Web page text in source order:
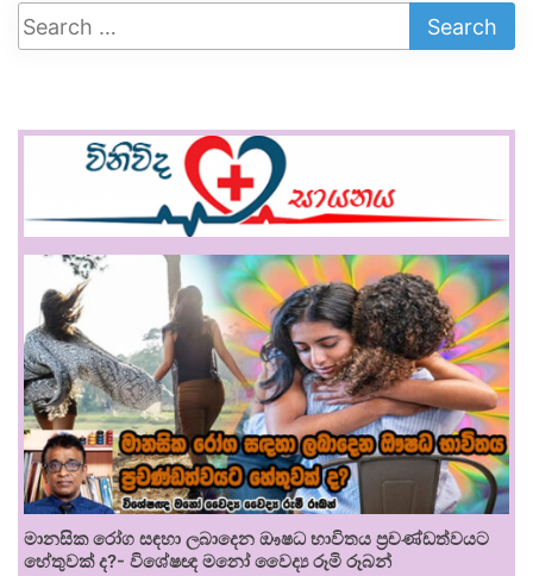
මානසික රෝග සඳහා ලබාදෙන ඖෂධ භාවිතය ප්‍රචණ්ඩත්වයට
හේතුවක් ද?- විශේෂඥ මනෝ වෛද්‍ය රූමි රූබන්